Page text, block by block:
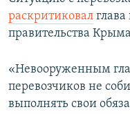
раскритиковал
правительства Крыма
«Невооруженным
перевозчиков не
выполнять свои